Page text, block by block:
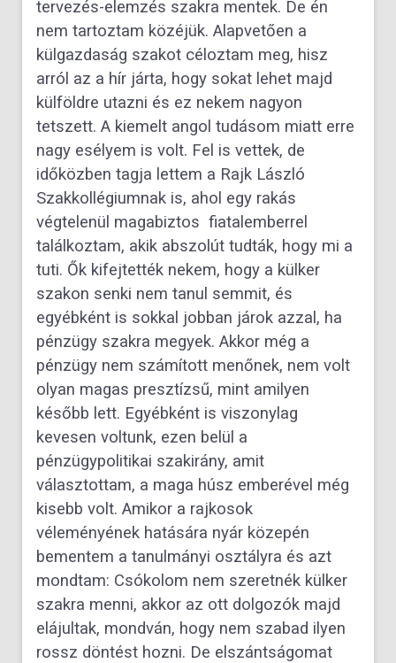
tervezés-elemzés szakra mentek. De én
nem tartoztam közéjük. Alapvetően a
külgazdaság szakot céloztam meg, hisz
arról az a hír járta, hogy sokat lehet majd
külföldre utazni és ez nekem nagyon
tetszett. A kiemelt angol tudásom miatt erre
nagy esélyem is volt. Fel is vettek, de
időközben tagja lettem a Rajk László
Szakkollégiumnak is, ahol egy rakás
végtelenül magabiztos fiatalemberrel
találkoztam, akik abszolút tudták, hogy mi a
tuti. Ők kifejtették nekem, hogy a külker
szakon senki nem tanul semmit, és
egyébként is sokkal jobban járok azzal, ha
pénzügy szakra megyek. Akkor még a
pénzügy nem számított menőnek, nem volt
olyan magas presztízsű, mint amilyen
később lett. Egyébként is viszonylag
kevesen voltunk, ezen belül a
pénzügypolitikai szakirány, amit
választottam, a maga húsz emberével még
kisebb volt. Amikor a rajkosok
véleményének hatására nyár közepén
bementem a tanulmányi osztályra és azt
mondtam: Csókolom nem szeretnék külker
szakra menni, akkor az ott dolgozók majd
elájultak, mondván, hogy nem szabad ilyen
rossz döntést hozni. De elszántságomat